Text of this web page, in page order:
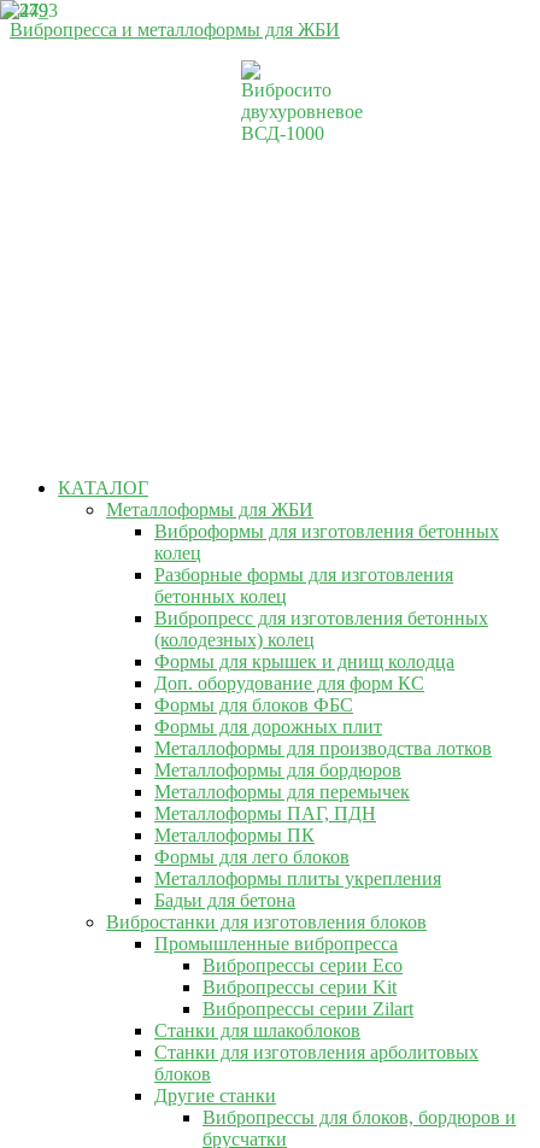
Вибропресса и металлоформы для ЖБИ
КАТАЛОГ
Металлоформы для ЖБИ
Виброформы для изготовления бетонных
колец
Разборные формы для изготовления
бетонных колец
Вибропресс для изготовления бетонных
(колодезных) колец
Формы для крышек и днищ колодца
Доп. оборудование для форм КС
Формы для блоков ФБС
Формы для дорожных плит
Металлоформы для производства лотков
Металлоформы для бордюров
Металлоформы для перемычек
Металлоформы ПАГ, ПДН
Металлоформы ПК
Формы для лего блоков
Металлоформы плиты укрепления
Бадьи для бетона
Вибростанки для изготовления блоков
Промышленные вибропресса
Вибропрессы серии Eco
Вибропрессы серии Kit
Вибропрессы серии Zilart
Станки для шлакоблоков
Станки для изготовления арболитовых
блоков
Другие станки
Вибропрессы для блоков, бордюров и
брусчатки